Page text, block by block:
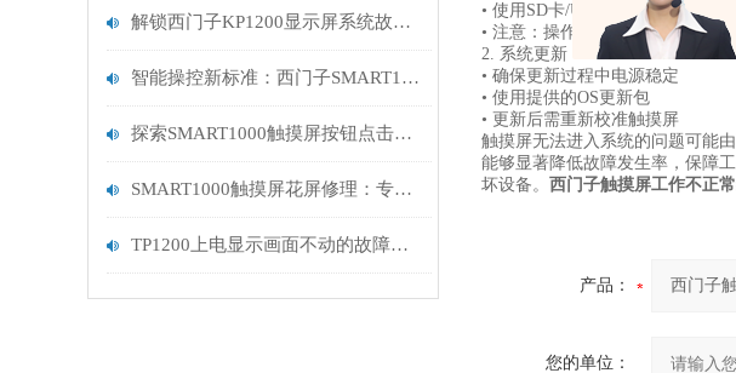
解锁西门子KP1200显示屏系统故障：专业维修指南
智能操控新标准：西门子SMART1000触摸屏功能解析
探索SMART1000触摸屏按钮点击功能的奇妙世界
SMART1000触摸屏花屏修理：专业解决方案与步骤
TP1200上电显示画面不动的故障维修指南
• 使用SD卡/USB设备更新操作系统
• 注意：操作前需备份重要数据
2. 系统更新：
• 确保更新过程中电源稳定
• 使用提供的OS更新包
• 更新后需重新校准触摸屏
触摸屏无法进入系统的问题可能
能够显著降低故障发生率，保障
坏设备。 西门子触摸屏工作不正
产品：
您的单位：